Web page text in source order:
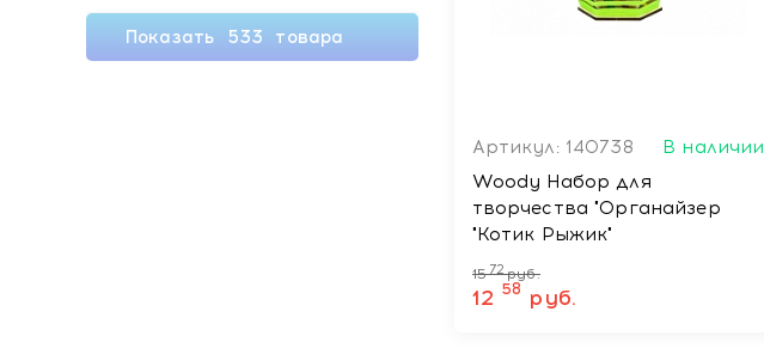
Показать 533 товара
Артикул: 140738
В наличии
Woody Набор для
творчества "Органайзер
"Котик Рыжик"
15 72 руб.
12 58 руб.